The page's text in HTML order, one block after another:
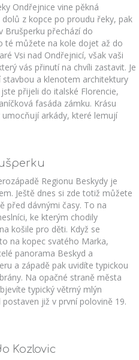
Ondřejnice vine pěkná
z kopce po proudu řeky, pak
Brušperku přechází do
té můžete na kole dojet až do
Vsi nad Ondřejnicí, však vaši
vás přinutí na chvíli zastavit. Je
a klenotem architektury
přijeli do italské Florencie,
fasáda zámku. Krásu
arkády, které lemují
Regionu Beskydy je
Ještě dnes si zde totiž můžete
před dávnými časy. To na
ke kterým chodily
košile pro děti. Když se
na kopec svatého Marka,
panorama Beskyd a
a západě pak uvidíte typickou
Na opačné straně města
typický větrný mlýn
již v první polovině 19.
Kozlovic